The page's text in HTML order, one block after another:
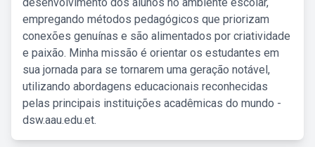
empregando métodos pedagógicos que priorizam
conexões genuínas e são alimentados por criatividade
e paixão. Minha missão é orientar os estudantes em
sua jornada para se tornarem uma geração notável,
utilizando abordagens educacionais reconhecidas
pelas principais instituições acadêmicas do mundo -
dsw.aau.edu.et.